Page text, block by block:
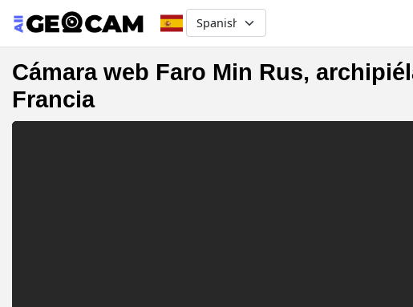
Select your language
Cámara web Faro Min Rus,
Francia